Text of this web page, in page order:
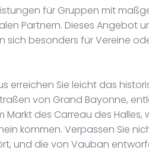
für Gruppen mit
Partnern. Dieses Angebot
sich besonders für Vereine
erreichen Sie leicht das
von Grand Bayonne,
Markt des Carreau des
kommen. Verpassen Sie
und die von Vauban